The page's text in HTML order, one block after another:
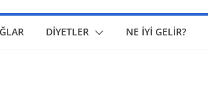
DİYETLER NE İYİ GELİR?